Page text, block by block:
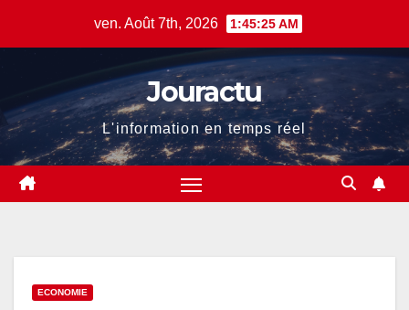
ven. Août 7th, 2026 1:45:25 AM
Jouractu
L'information en temps réel
ECONOMIE